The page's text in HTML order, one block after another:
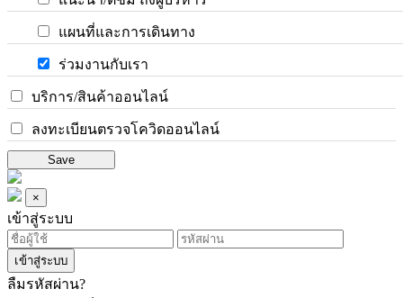
แผนที่และการเดินทาง
ร่วมงานกับเรา
บริการ/สินค้าออนไลน์
ลงทะเบียนตรวจโควิดออนไลน์
Save
×
เข้าสู่ระบบ
เข้าสู่ระบบ
ลืมรหัสผ่าน?